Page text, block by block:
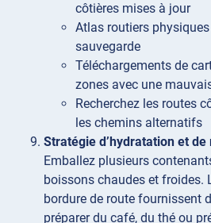
côtières mises à jour
Atlas routiers
sauvegarde
Téléchargements de
zones avec une
Recherchez les routes
les chemins alternatifs
Stratégie d’hydratation et
Emballez plusieurs
boissons chaudes et froides.
bordure de route fournissent
préparer du café, du thé ou